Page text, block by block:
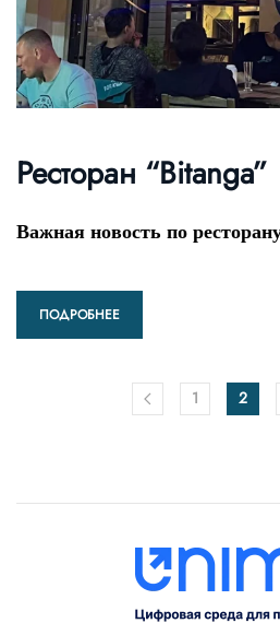
Ресторан “Bitanga”
Важная новость по
ПОДРОБНЕЕ
1 2